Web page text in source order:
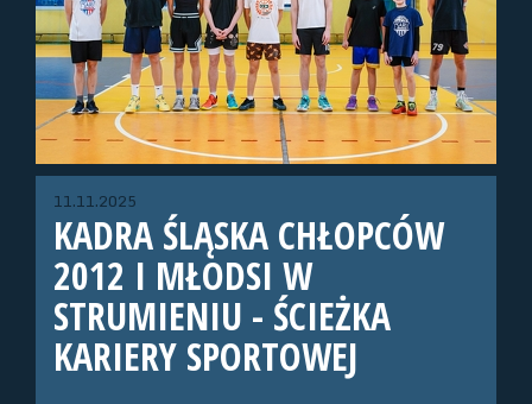
11.11.2025
KADRA ŚLĄSKA CHŁOPCÓW
2012 I MŁODSI W
STRUMIENIU - ŚCIEŻKA
KARIERY SPORTOWEJ